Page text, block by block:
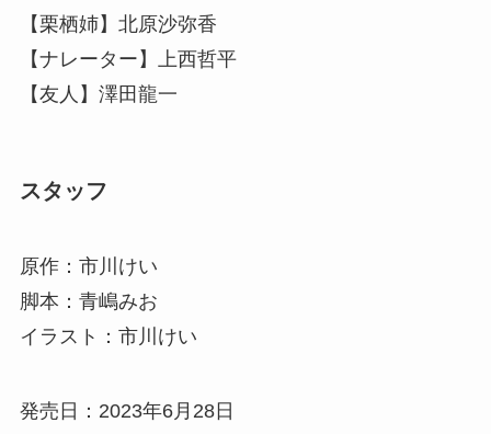
【栗栖姉】北原沙弥香
【ナレーター】上西哲平
【友人】澤田龍一
スタッフ
原作：市川けい
脚本：青嶋みお
イラスト：市川けい
発売日：2023年6月28日